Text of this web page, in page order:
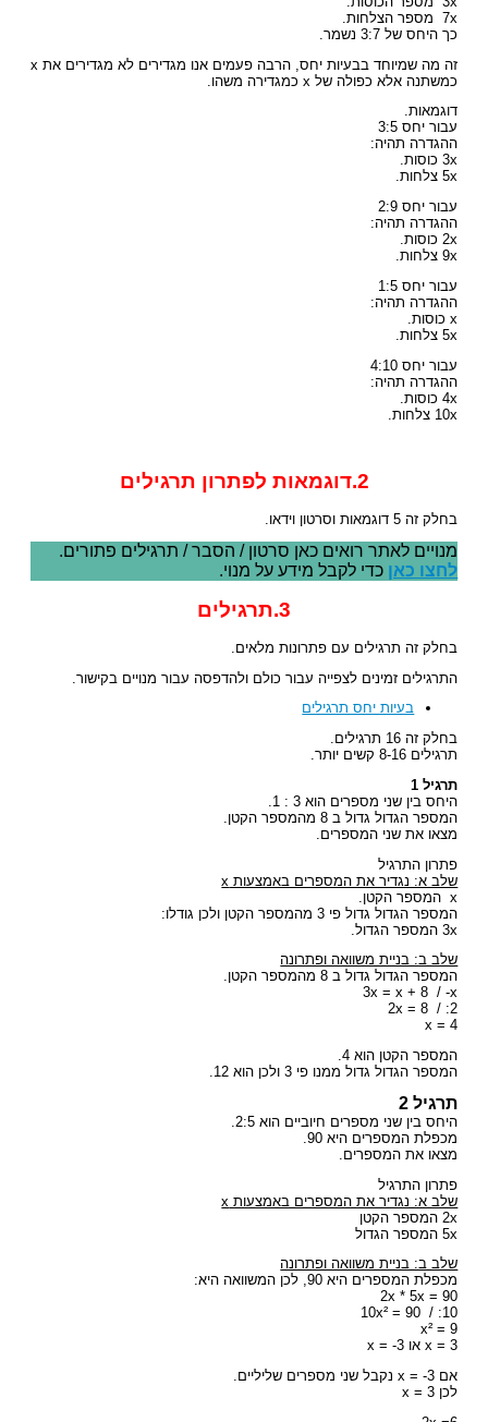
7x מספר הצלחות.
כך היחס של 3:7 נשמר.
זה מה שמיוחד בבעיות יחס, הרבה פעמים אנו מגדירים לא מגדירים את x
כמשתנה אלא כפולה של x כמגדירה משהו.
דוגמאות.
עבור יחס 3:5
ההגדרה תהיה:
3x כוסות.
5x צלחות.
עבור יחס 2:9
ההגדרה תהיה:
2x כוסות.
9x צלחות.
עבור יחס 1:5
ההגדרה תהיה:
x כוסות.
5x צלחות.
עבור יחס 4:10
ההגדרה תהיה:
4x כוסות.
10x צלחות.
2.דוגמאות לפתרון תרגילים
בחלק זה 5 דוגמאות וסרטון וידאו.
מנויים לאתר רואים כאן סרטון / הסבר / תרגילים פתורים.
לחצו כאן כדי לקבל מידע על מנוי.
3.תרגילים
בחלק זה תרגילים עם פתרונות מלאים.
התרגילים זמינים לצפייה עבור כולם ולהדפסה עבור מנויים בקישור.
בעיות יחס תרגילים
בחלק זה 16 תרגילים.
תרגילים 8-16 קשים יותר.
תרגיל 1
היחס בין שני מספרים הוא 3 : 1.
המספר הגדול גדול ב 8 מהמספר הקטן.
מצאו את שני המספרים.
פתרון התרגיל
שלב א: נגדיר את המספרים באמצעות x
x המספר הקטן.
המספר הגדול גדול פי 3 מהמספר הקטן ולכן גודלו:
3x המספר הגדול.
שלב ב: בניית משוואה ופתרונה
המספר הגדול גדול ב 8 מהמספר הקטן.
3x = x + 8 / -x
2x = 8 / :2
x = 4
המספר הקטן הוא 4.
המספר הגדול גדול ממנו פי 3 ולכן הוא 12.
תרגיל 2
היחס בין שני מספרים חיוביים הוא 2:5.
מכפלת המספרים היא 90.
מצאו את המספרים.
פתרון התרגיל
שלב א: נגדיר את המספרים באמצעות x
2x המספר הקטן
5x המספר הגדול
שלב ב: בניית משוואה ופתרונה
מכפלת המספרים היא 90, לכן המשוואה היא:
2x * 5x = 90
10x² = 90 / :10
x² = 9
x = 3 או x = -3
אם x = -3 נקבל שני מספרים שליליים.
לכן x = 3